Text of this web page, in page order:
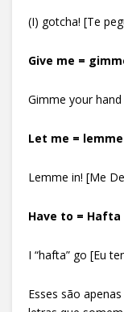
(I) gotcha! [Te
Give me =
Gimme your
Let me = lemme
Lemme in! [Me
Have to = Hafta
I “hafta” go [Eu
Esses são